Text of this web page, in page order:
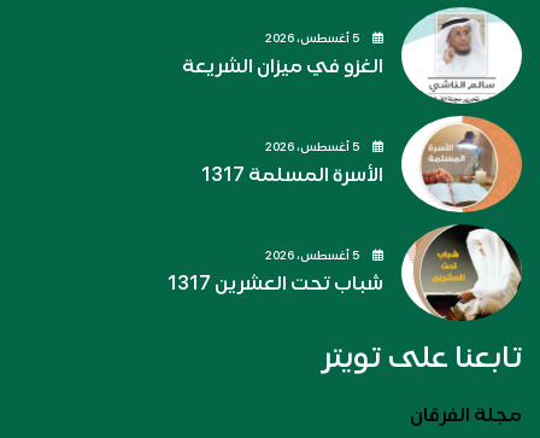
الغزو في ميزان الشريعة
الأسرة المسلمة 1317
شباب تحت العشرين 1317
تابعنا على تويتر
مجلة الفرقان